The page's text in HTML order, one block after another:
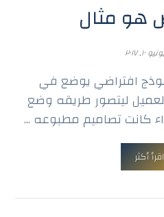
هو مثال
١٠, ٢٠١٧
افتراضي يوضع في
ليتصور طريقه وضع
كانت تصاميم مطبوعه ...
اقرأ أكثر